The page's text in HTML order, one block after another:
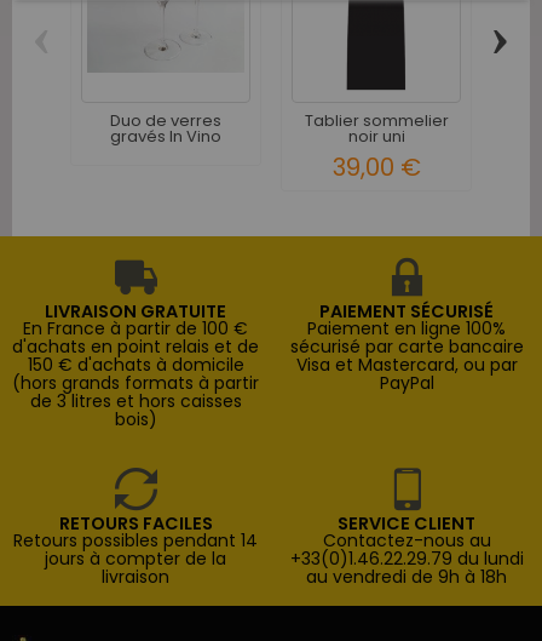
Duo de verres
gravés In Vino
Veritas 370 ml
Tablier sommelier
noir uni
39,00 €
›
LIVRAISON GRATUITE
En France à partir de 100 €
d'achats en point relais et de
150 € d'achats à domicile
(hors grands formats à partir
de 3 litres et hors caisses
bois)
PAIEMENT SÉCURISÉ
Paiement en ligne 100%
sécurisé par carte bancaire
Visa et Mastercard, ou par
PayPal
RETOURS FACILES
Retours possibles pendant 14
jours à compter de la
livraison
SERVICE CLIENT
Contactez-nous au
+33(0)1.46.22.29.79 du lundi
au vendredi de 9h à 18h